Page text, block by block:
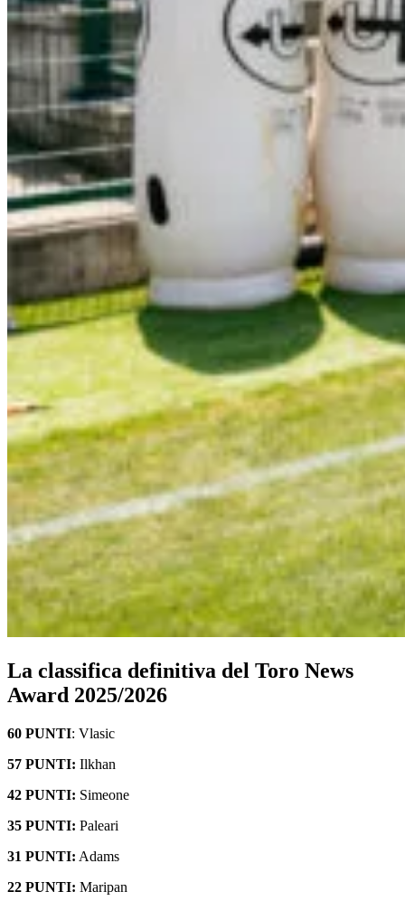
La classifica definitiva del Toro News
Award 2025/2026
60 PUNTI: Vlasic
57 PUNTI: Ilkhan
42 PUNTI: Simeone
35 PUNTI: Paleari
31 PUNTI: Adams
22 PUNTI: Maripan